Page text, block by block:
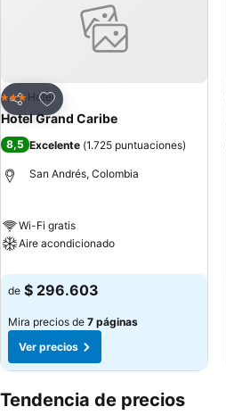
Compartir
Agregar a favoritos
3 Estrellas
Hotel
Hotel Grand Caribe
8,5 Excelente (1.725 puntuaciones)
San Andrés, Colombia
Wi-Fi gratis
Aire acondicionado
de $ 296.603
Mira precios de 7 páginas
Ver precios
Tendencia de precios